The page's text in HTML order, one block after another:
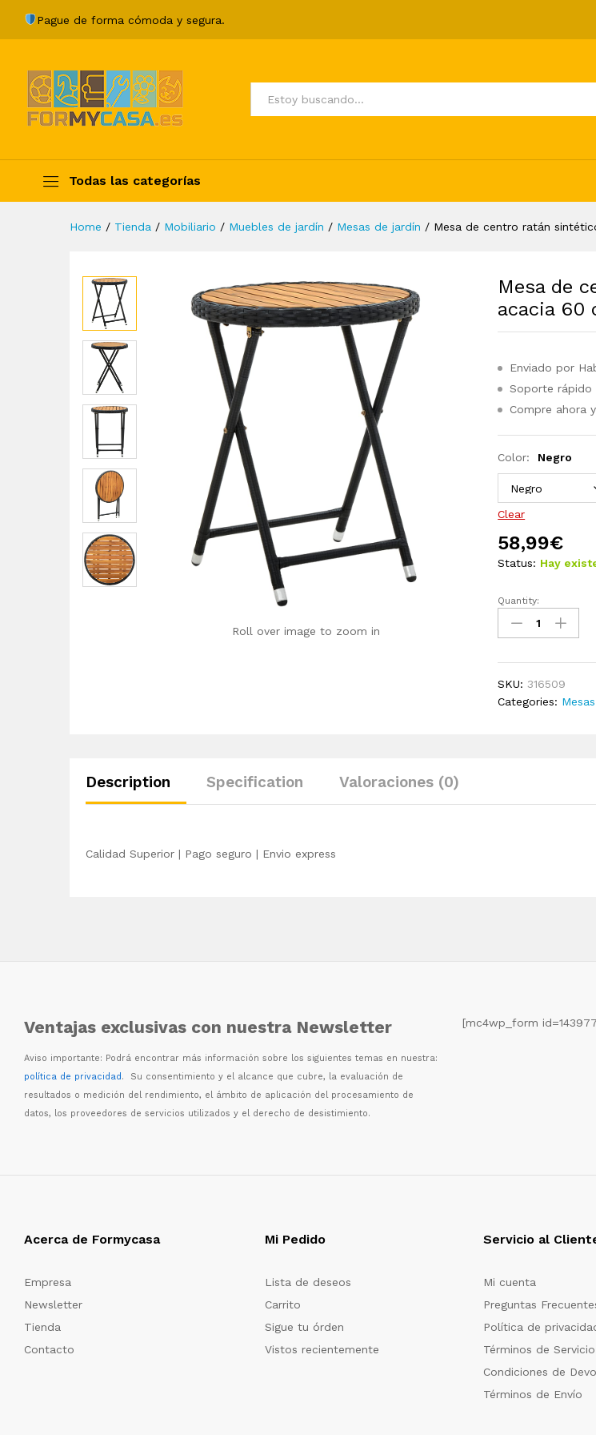
Pague de forma cómoda y segura.
Todos
Todas las categorías
Producto para mascotas
Home / Tienda / Mobiliario / Muebles de jardín / Mesas de jardín / Mesa de centro ratán
Roll over image to zoom in
Mesa de
acacia 60
Enviado por
Soporte rápido
Compre ahora
Color: Negro
Clear
58,99€
Status: Hay
Mesa
centro
y
madera
Quantity:
SKU:316509
Categories:
Description Specification Valoraciones (0)
Calidad Superior | Pago seguro | Envio express
Ventajas exclusivas con nuestra Newsletter
Aviso importante: Podrá encontrar más información sobre los siguientes temas en nuestra:
política de privacidad. Su consentimiento y el alcance que cubre, la evaluación de
resultados o medición del rendimiento, el ámbito de aplicación del procesamiento de
datos, los proveedores de servicios utilizados y el derecho de desistimiento.
[mc4wp_form
Acerca de Formycasa
Empresa
Newsletter
Tienda
Contacto
Mi Pedido
Lista de deseos
Carrito
Sigue tu órden
Vistos recientemente
Servicio al
Mi cuenta
Preguntas
Política de
Términos de Servicio
Condiciones de
Términos de Envío
Description Specification